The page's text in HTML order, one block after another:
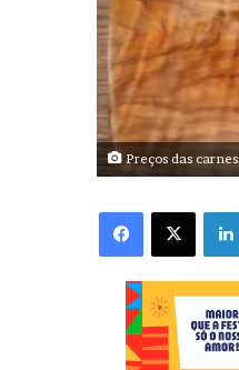
Preços das
Facebook X